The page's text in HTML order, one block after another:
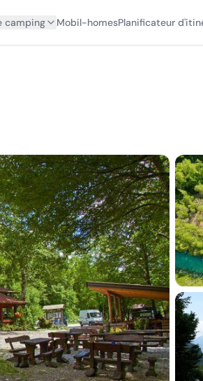
camping Mobil-homesPlanificateur